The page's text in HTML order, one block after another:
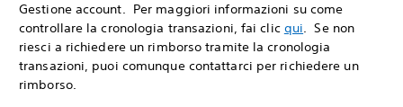
Gestione account. Per maggiori informazioni su come
controllare la cronologia transazioni, fai clic qui. Se non
riesci a richiedere un rimborso tramite la cronologia
transazioni, puoi comunque contattarci per richiedere un
rimborso.